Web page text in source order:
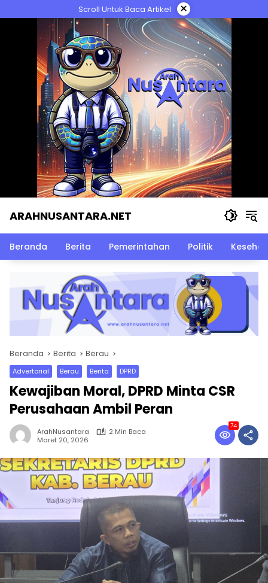
ke
Scroll Untuk Baca Artikel ×
ARAHNUSANTARA.NET
Beranda Berita Pemerintahan Politik
Beranda Berita Berau
Advertorial Berau Berita DPRD
Kewajiban Moral, DPRD Minta CSR
Perusahaan Ambil Peran
ArahNusantara
2 Min Baca
Maret 20, 2026
74